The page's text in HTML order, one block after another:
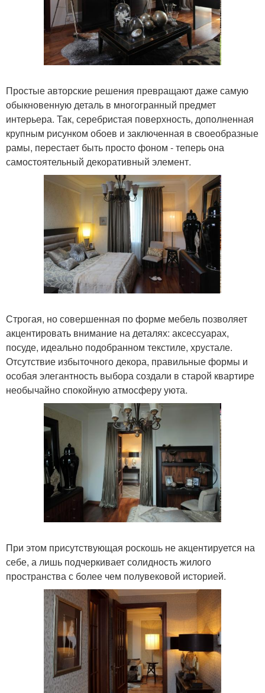
Простые авторские решения превращают даже самую
обыкновенную деталь в многогранный предмет
интерьера. Так, серебристая поверхность, дополненная
крупным рисунком обоев и заключенная в своеобразные
рамы, перестает быть просто фоном - теперь она
самостоятельный декоративный элемент.
Строгая, но совершенная по форме мебель позволяет
акцентировать внимание на деталях: аксессуарах,
посуде, идеально подобранном текстиле, хрустале.
Отсутствие избыточного декора, правильные формы и
особая элегантность выбора создали в старой квартире
необычайно спокойную атмосферу уюта.
При этом присутствующая роскошь не акцентируется на
себе, а лишь подчеркивает солидность жилого
пространства с более чем полувековой историей.